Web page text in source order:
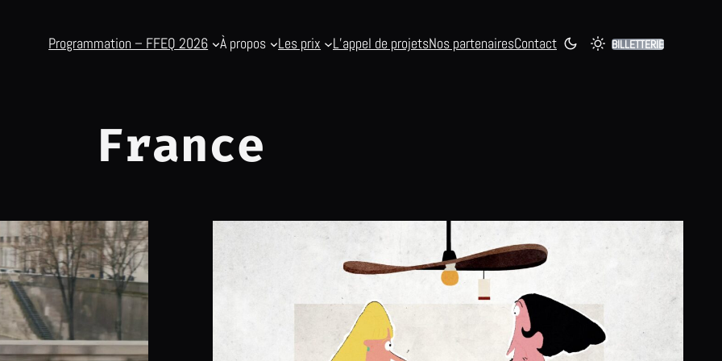
Programmation – FFEQ 2026 À propos Les prix L’appel de projetsNos partenairesContact BILLETTERIE
France